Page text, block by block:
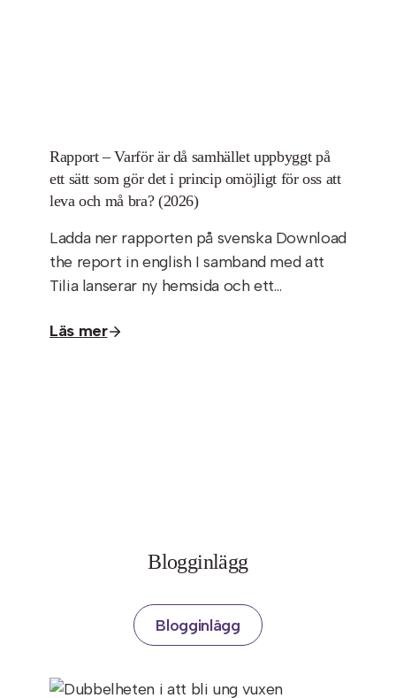
Rapport – Varför är då samhället uppbyggt på
ett sätt som gör det i princip omöjligt för oss att
leva och må bra? (2026)
Ladda ner rapporten på svenska Download
the report in english I samband med att
Tilia lanserar ny hemsida och ett…
Läs mer
Blogginlägg
Blogginlägg